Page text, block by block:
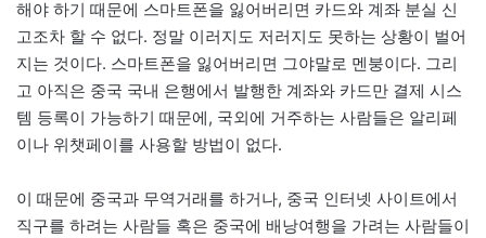
해야 하기 때문에 스마트폰을 잃어버리면 카드와 계좌 분실 신
고조차 할 수 없다. 정말 이러지도 저러지도 못하는 상황이 벌어
지는 것이다. 스마트폰을 잃어버리면 그야말로 멘붕이다. 그리
고 아직은 중국 국내 은행에서 발행한 계좌와 카드만 결제 시스
템 등록이 가능하기 때문에, 국외에 거주하는 사람들은 알리페
이나 위챗페이를 사용할 방법이 없다.
이 때문에 중국과 무역거래를 하거나, 중국 인터넷 사이트에서
직구를 하려는 사람들 혹은 중국에 배낭여행을 가려는 사람들이